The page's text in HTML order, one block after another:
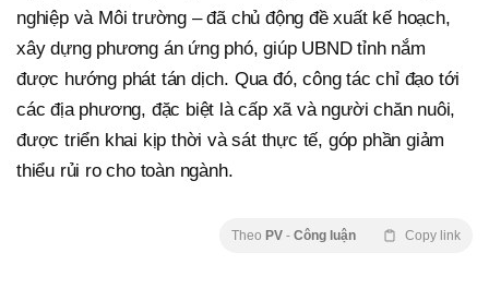
nghiệp và Môi trường – đã chủ động đề xuất kế hoạch,
xây dựng phương án ứng phó, giúp UBND tỉnh nắm
được hướng phát tán dịch. Qua đó, công tác chỉ đạo tới
các địa phương, đặc biệt là cấp xã và người chăn nuôi,
được triển khai kịp thời và sát thực tế, góp phần giảm
thiểu rủi ro cho toàn ngành.
Theo PV - Công luận Copy link